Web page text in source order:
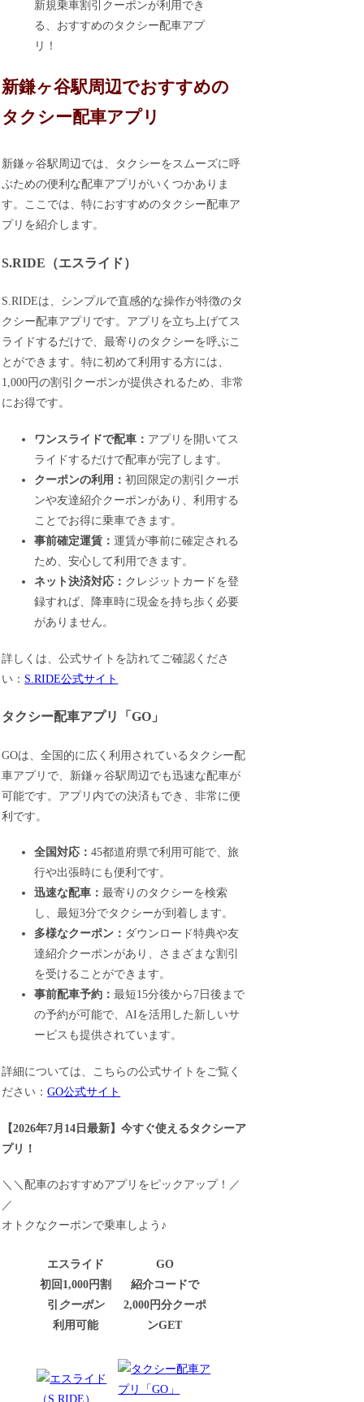
新規乗車割引クーポンが利用でき
る、おすすめのタクシー配車アプ
リ！
新鎌ヶ谷駅周辺でおすすめの
タクシー配車アプリ
新鎌ヶ谷駅周辺では、タクシーをスムーズに呼
ぶための便利な配車アプリがいくつかありま
す。ここでは、特におすすめのタクシー配車ア
プリを紹介します。
S.RIDE（エスライド）
S.RIDEは、シンプルで直感的な操作が特徴のタ
クシー配車アプリです。アプリを立ち上げてス
ライドするだけで、最寄りのタクシーを呼ぶこ
とができます。特に初めて利用する方には、
1,000円の割引クーポンが提供されるため、非常
にお得です。
ワンスライドで配車： アプリを開いてス
ライドするだけで配車が完了します。
クーポンの利用：初回限定の割引クーポ
ンや友達紹介クーポンがあり、利用する
ことでお得に乗車できます。
事前確定運賃：運賃が事前に確定される
ため、安心して利用できます。
ネット決済対応： クレジットカードを登
録すれば、降車時に現金を持ち歩く必要
がありません。
詳しくは、公式サイトを訪れてご確認くださ
い： S.RIDE公式サイト
タクシー配車アプリ「GO」
GOは、全国的に広く利用されているタクシー配
車アプリで、新鎌ヶ谷駅周辺でも迅速な配車が
可能です。アプリ内での決済もでき、非常に便
利です。
全国対応：45都道府県で利用可能で、旅
行や出張時にも便利です。
迅速な配車：最寄りのタクシーを検索
し、最短3分でタクシーが到着します。
多様なクーポン： ダウンロード特典や友
達紹介クーポンがあり、さまざまな割引
を受けることができます。
事前配車予約：最短15分後から7日後まで
の予約が可能で、AIを活用した新しいサ
ービスも提供されています。
詳細については、こちらの公式サイトをご覧く
ださい：GO公式サイト
【2026年7月14日最新】今すぐ使えるタクシーア
プリ！
＼＼配車のおすすめアプリをピックアップ！／
／
オトクなクーポンで乗車しよう♪
エスライド
初回1,000円割
引 クーポン
利用可能
GO
紹介コードで
2,000円分クーポ
ンGET